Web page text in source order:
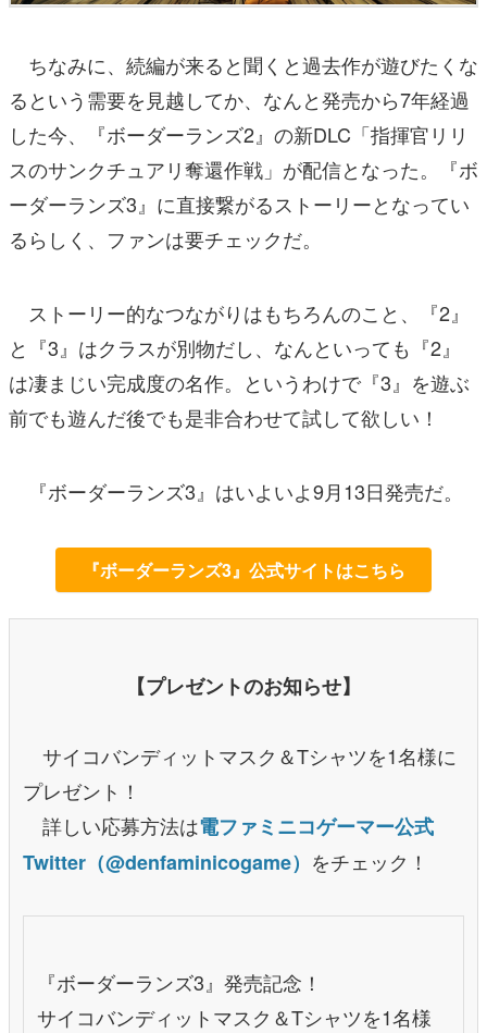
ちなみに、続編が来ると聞くと過去作が遊びたくな
るという需要を見越してか、なんと発売から7年経過
した今、『ボーダーランズ2』の新DLC「指揮官リリ
スのサンクチュアリ奪還作戦」が配信となった。『ボ
ーダーランズ3』に直接繋がるストーリーとなってい
るらしく、ファンは要チェックだ。
ストーリー的なつながりはもちろんのこと、『2』
と『3』はクラスが別物だし、なんといっても『2』
は凄まじい完成度の名作。というわけで『3』を遊ぶ
前でも遊んだ後でも是非合わせて試して欲しい！
『ボーダーランズ3』はいよいよ9月13日発売だ。
『ボーダーランズ3』公式サイトはこちら
【プレゼントのお知らせ】
サイコバンディットマスク＆Tシャツを1名様に
プレゼント！
詳しい応募方法は電ファミニコゲーマー公式
Twitter（@denfaminicogame） をチェック！
『ボーダーランズ3』発売記念！
サイコバンディットマスク＆Tシャツを1名様